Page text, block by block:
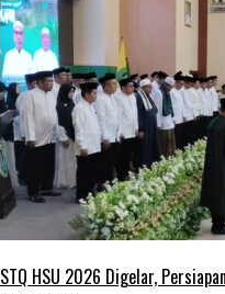
STQ HSU 2026 Digelar,